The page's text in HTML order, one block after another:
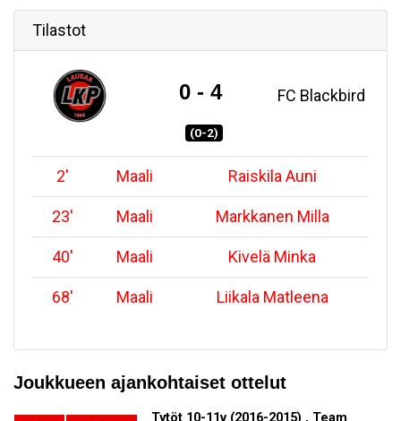
Tilastot
0 - 4 FC Blackbird
(0-2)
2' Maali Raiskila Auni
23' Maali Markkanen Milla
40' Maali Kivelä Minka
68' Maali Liikala Matleena
Joukkueen ajankohtaiset ottelut